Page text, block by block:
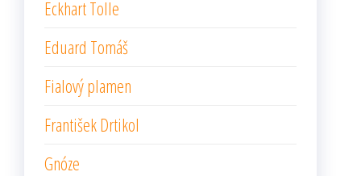
Eckhart Tolle
Eduard Tomáš
Fialový plamen
František Drtikol
Gnóze